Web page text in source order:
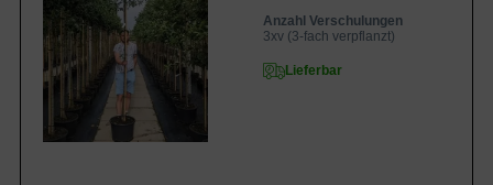
Anzahl Verschulungen
3xv (3-fach verpflanzt)
Lieferbar